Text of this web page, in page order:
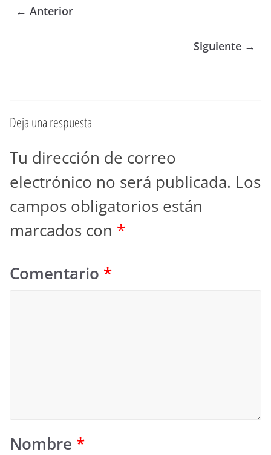
← Anterior
Siguiente →
Deja una respuesta
Tu dirección de correo
electrónico no será publicada. Los
campos obligatorios están
marcados con *
Comentario *
Nombre *